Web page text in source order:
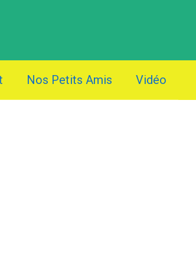
Nos Petits Amis Vidéo